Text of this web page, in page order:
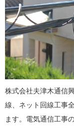
株式会社夫津木通信
線、ネット回線工事
ます。電気通信工事